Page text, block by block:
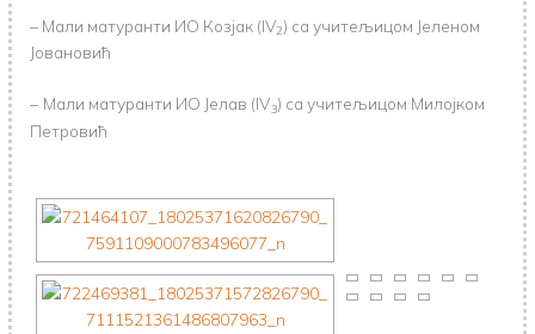
– Мали матуранти ИО Козјак (IV2) са учитељицом Јеленом
Јовановић
– Мали матуранти ИО Јелав (IV3) са учитељицом Милојком
Петровић